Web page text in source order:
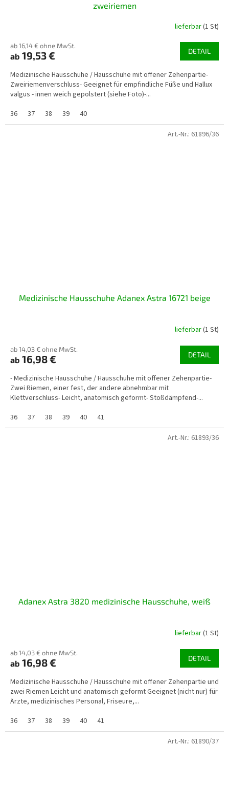
zweiriemen
lieferbar(1 St)
ab 16,14 € ohne MwSt.
ab 19,53 € DETAIL
Medizinische Hausschuhe / Hausschuhe mit offener Zehenpartie-
Zweiriemenverschluss- Geeignet für empfindliche Füße und Hallux
valgus - innen weich gepolstert (siehe Foto)-...
36
37 38 39 40
Medizinische Hausschuhe Adanex Astra 16721 beige
lieferbar(1 St)
ab 14,03 € ohne MwSt.
ab 16,98 € DETAIL
- Medizinische Hausschuhe / Hausschuhe mit offener Zehenpartie-
Zwei Riemen, einer fest, der andere abnehmbar mit
Klettverschluss- Leicht, anatomisch geformt- Stoßdämpfend-...
36
37 38 39 40 41
Art.-Nr.: 61896/36
Adanex Astra 3820 medizinische Hausschuhe, weiß
lieferbar(1 St)
ab 14,03 € ohne MwSt.
ab 16,98 € DETAIL
Medizinische Hausschuhe / Hausschuhe mit offener Zehenpartie und
zwei Riemen Leicht und anatomisch geformt Geeignet (nicht nur) für
Ärzte, medizinisches Personal, Friseure,...
36
37 38 39 40 41
Art.-Nr.: 61893/36
Art.-Nr.: 61890/37